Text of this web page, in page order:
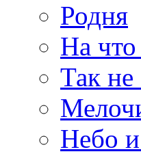
Родня
На что
Так не
Небо